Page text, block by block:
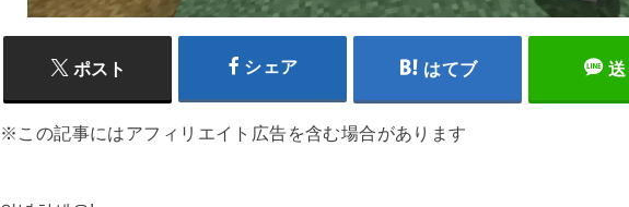
ポスト シェア はてブ 送
※この記事にはアフィリエイト広告を含む場合があります